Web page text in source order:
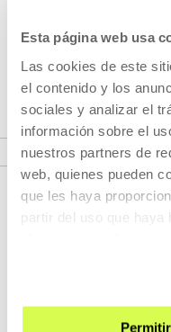
Esta página web usa
Las cookies de este
el contenido y los
sociales y analizar el
información sobre el
nuestros partners de
web, quienes pueden
que les haya
partir del uso que haya
y llevar a cabo
Tabakalera.
VER PROYECTO CULTURAL